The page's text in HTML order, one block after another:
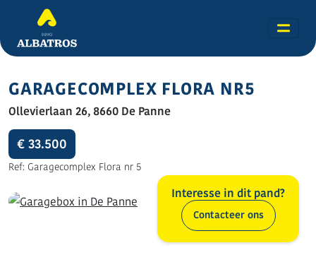
GARAGECOMPLEX FLORA NR5
Ollevierlaan 26, 8660 De Panne
€ 33.500
Ref: Garagecomplex Flora nr 5
Alle foto's (3)
Interesse in dit pand?
Contacteer ons